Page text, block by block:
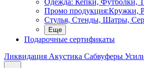
Одежда: Кепки, Футболки,
Промо продукция:Кружки,
Стулья, Стенды, Шатры,
Еще
Подарочные сертификаты
Ликвидация Акустика Сабвуферы